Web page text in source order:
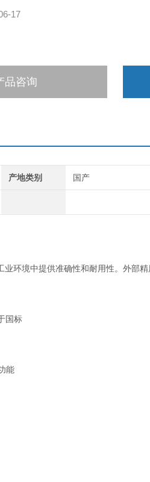
17
品咨询
产地类别 国产
环境中提供准确性和耐用性。外部精
国标
能